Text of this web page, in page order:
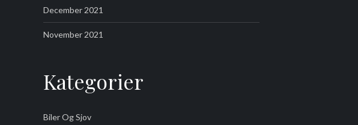
December 2021
November 2021
Kategorier
Biler Og Sjov